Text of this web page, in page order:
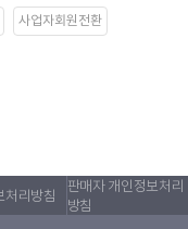
사업자회원전환
처리방침
판매자 개인정보처리
방침